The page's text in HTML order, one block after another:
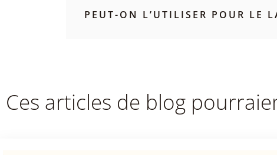
PEUT-ON L’UTILISER POUR LE
Ces articles de blog